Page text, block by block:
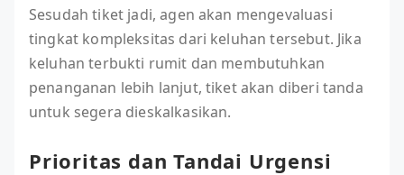
Sesudah tiket jadi, agen akan mengevaluasi
tingkat kompleksitas dari keluhan tersebut. Jika
keluhan terbukti rumit dan membutuhkan
penanganan lebih lanjut, tiket akan diberi tanda
untuk segera dieskalkasikan.
Prioritas dan Tandai Urgensi